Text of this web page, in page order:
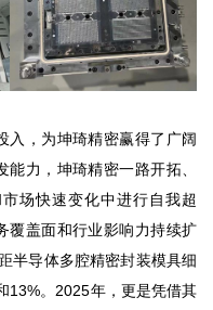
入，为坤琦精密赢得了广阔
力，坤琦精密一路开拓、
场快速变化中进行自我超
覆盖面和行业影响力持续扩
半导体多腔精密封装模具细
13%。2025年，更是凭借其